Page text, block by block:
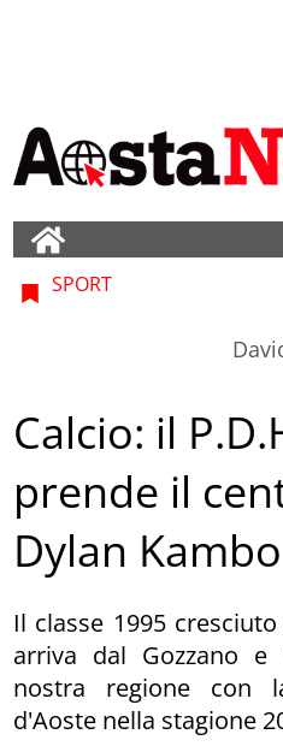
SPORT
Calcio: il
prende il
Dylan Kambo
Il classe 1995
arriva dal Gozzano
nostra regione con
d'Aoste nella stagione